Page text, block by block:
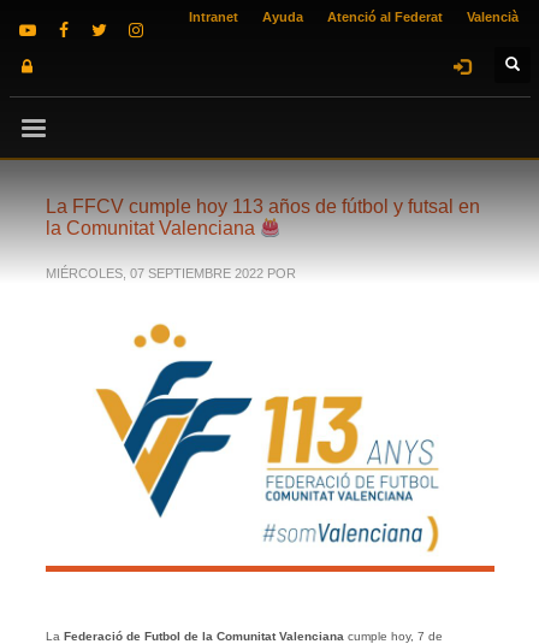
Intranet Ayuda Atenció al Federat Valencià
La FFCV cumple hoy 113 años de fútbol y futsal en
la Comunitat Valenciana
MIÉRCOLES, 07 SEPTIEMBRE 2022 POR
La Federació de Futbol de la Comunitat Valenciana cumple hoy, 7 de